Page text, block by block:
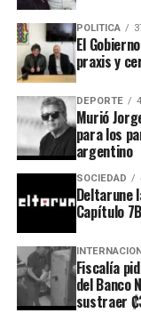
había
baja el artículo
Registro
Y agregó: “La
los teléfonos
Desde el
de la Ley de
de los
con los modos de
POLITICA
El
praxis y
DEPORTE
Murió
para los
argentino
SOCIEDAD
Deltarune
Capítulo
Fiscalía
del Banco
sustraer